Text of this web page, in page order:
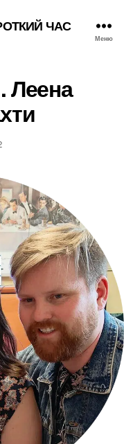
ЧАС
Меню
Леена